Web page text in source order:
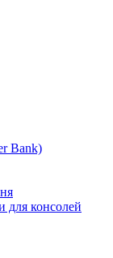
Bank)
для консолей